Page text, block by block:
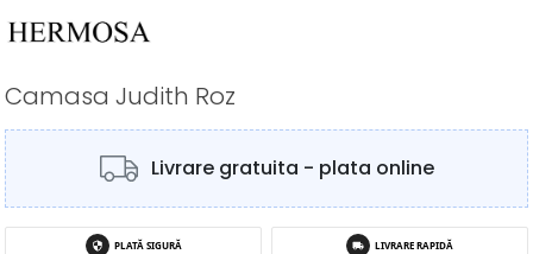
Camasa Judith Roz
Livrare gratuita - plata online
PLATĂ SIGURĂ
LIVRARE RAPIDĂ